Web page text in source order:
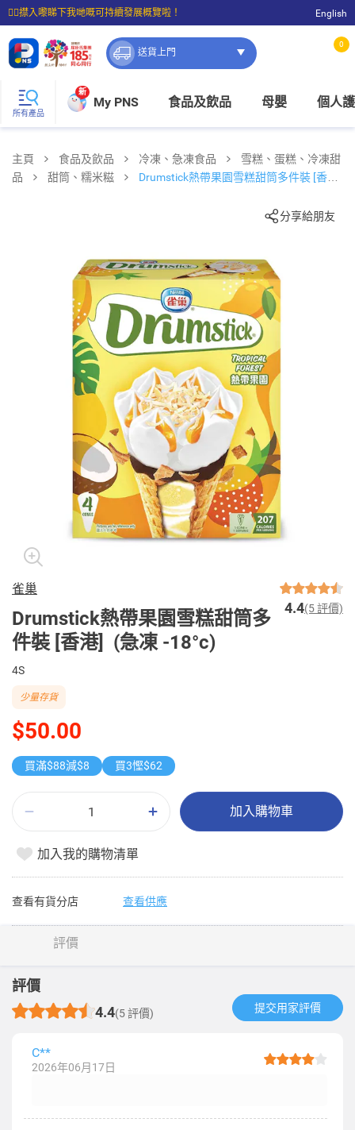
☝🏼㩒入嚟睇下我哋嘅可持續發展概覽啦！
⭐購物滿$399即享免費送貨；滿$100即可免費店取。
English
送貨上門
0
所有產品
新
My PNS 食品及飲品 母嬰 個人
主頁 食品及飲品 冷凍、急凍食品
雪糕、蛋糕、冷凍甜
品
甜筒、糯米糍
Drumstick熱帶果園雪糕甜筒多件裝 [香
分享給朋友
雀巢
Drumstick熱帶果園雪糕甜筒多
件裝 [香港] (急凍 -18°c)
4.4(5 評價)
4S
$50.00
少量存貨
買滿$88減$8 買3慳$62
加入購物車
加入我的購物清單
查看有貨分店 查看供應
評價
評價
4.4(5 評價) 提交用家評價​
C**
2026年06月17日